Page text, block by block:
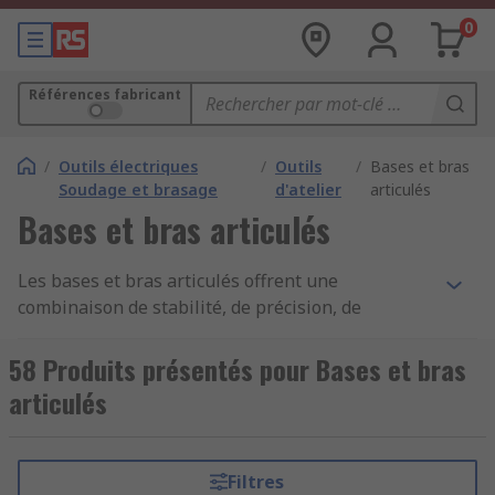
0
Références fabricant
/ Outils électriques
Soudage et brasage
/ Outils
d'atelier
/ Bases et bras
articulés
Bases et bras articulés
Les bases et bras articulés offrent une
combinaison de stabilité, de précision, de
essentiels dans de nombreuses applications où
un mouvement contrôlé est nécessaire. Ils
contribuent à l'automatisation, à l'amélioration
domaines. Les bases et bras articulés sont un
58 Produits présentés pour Bases et bras
articulés
Filtres